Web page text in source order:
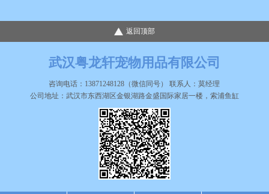
返回顶部
武汉粤龙轩宠物用品有限公司
咨询电话：13871248128（微信同号） 联系人：莫经理
公司地址：武汉市东西湖区金银湖路金盛国际家居一楼，索浦鱼缸